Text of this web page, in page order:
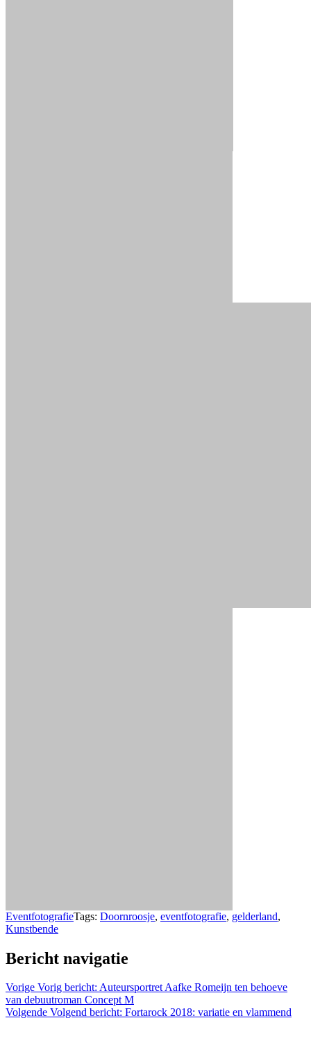
EventfotografieTags: Doornroosje, eventfotografie, gelderland,
Kunstbende
Bericht navigatie
Vorige Vorig bericht: Auteursportret Aafke Romeijn ten behoeve
van debuutroman Concept M
Volgende Volgend bericht: Fortarock 2018: variatie en vlammend